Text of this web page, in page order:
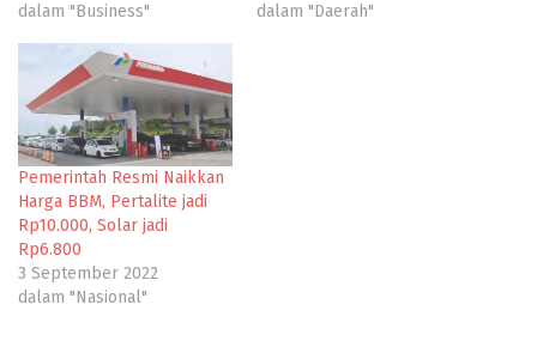
dalam "Business"
dalam "Daerah"
Pemerintah Resmi Naikkan
Harga BBM, Pertalite jadi
Rp10.000, Solar jadi
Rp6.800
3 September 2022
dalam "Nasional"